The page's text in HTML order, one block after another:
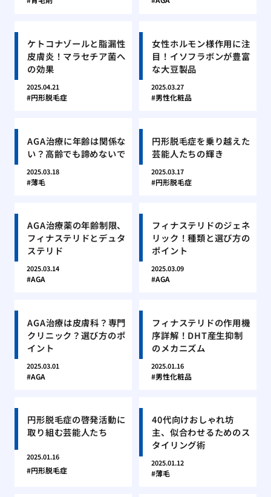
ケトコナゾールと脂漏性
皮膚炎！マラセチア菌へ
の効果
2025.04.21
円形脱毛症
女性ホルモン様作用に注
目！イソフラボンが豊富
な大豆製品
2025.03.27
男性化粧品
AGA治療に年齢は関係な
い？高齢でも諦めないで
2025.03.18
薄毛
円形脱毛症を乗り越えた
芸能人たちの輝き
2025.03.17
円形脱毛症
AGA治療薬の年齢制限、
フィナステリドとデュタ
ステリド
2025.03.14
AGA
フィナステリドのジェネ
リック！種類と選び方の
ポイント
2025.03.09
AGA
AGA治療は皮膚科？専門
クリニック？選び方のポ
イント
2025.03.01
AGA
フィナステリドの作用機
序詳解！DHT産生抑制
のメカニズム
2025.01.16
男性化粧品
円形脱毛症の啓発活動に
取り組む芸能人たち
2025.01.16
円形脱毛症
40代向けおしゃれ坊
主、似合わせるためのス
タイリング術
2025.01.12
薄毛